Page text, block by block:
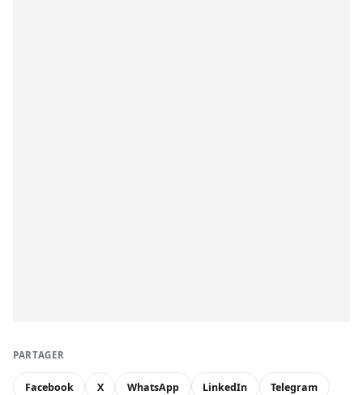
PARTAGER
Facebook X WhatsApp LinkedIn Telegram